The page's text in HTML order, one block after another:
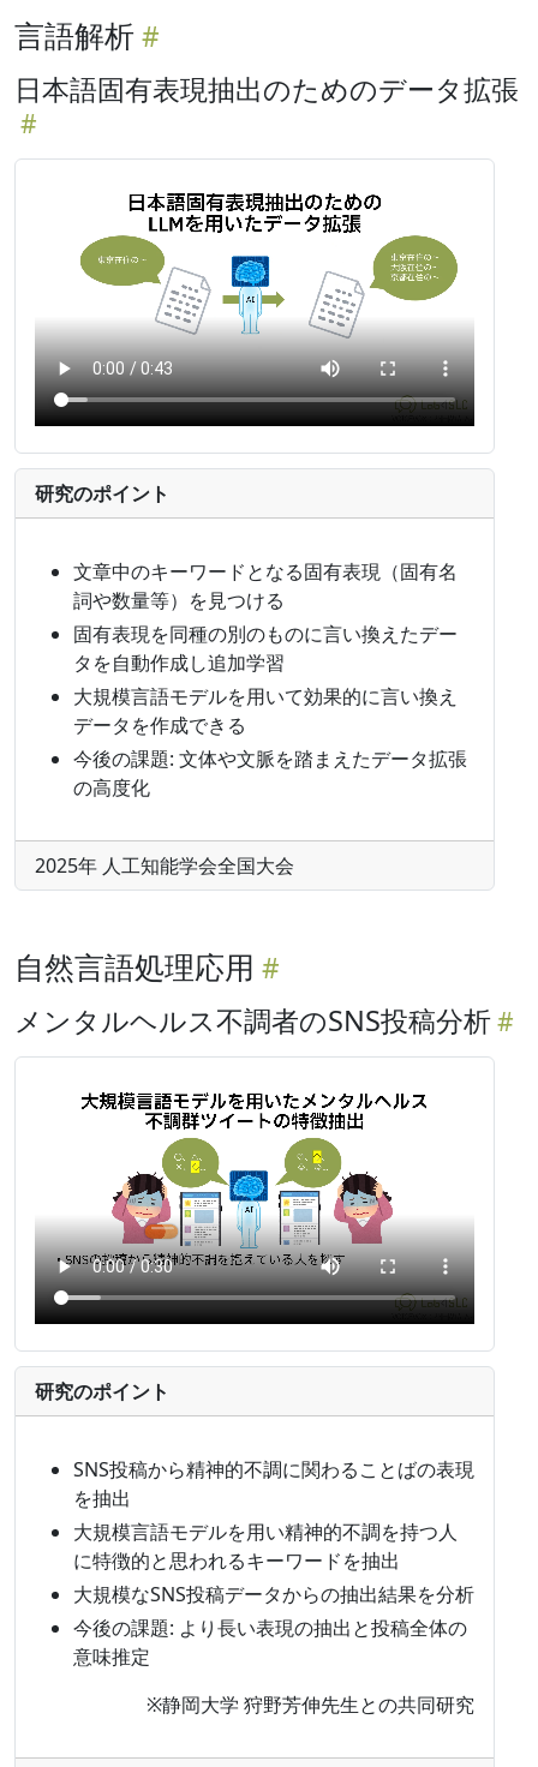
言語解析
日本語固有表現抽出のためのデータ拡張
研究のポイント
文章中のキーワードとなる固有表現（固有名
詞や数量等）を見つける
固有表現を同種の別のものに言い換えたデー
タを自動作成し追加学習
大規模言語モデルを用いて効果的に言い換え
データを作成できる
今後の課題: 文体や文脈を踏まえたデータ拡張
の高度化
2025年 人工知能学会全国大会
自然言語処理応用
メンタルヘルス不調者のSNS投稿分析
研究のポイント
SNS投稿から精神的不調に関わることばの表現
を抽出
大規模言語モデルを用い精神的不調を持つ人
に特徴的と思われるキーワードを抽出
大規模なSNS投稿データからの抽出結果を分析
今後の課題: より長い表現の抽出と投稿全体の
意味推定
※静岡大学 狩野芳伸先生との共同研究